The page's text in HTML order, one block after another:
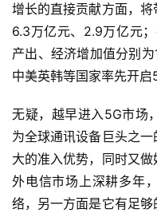
增长的直接贡献方面，
6.3万亿元、2.9万亿元
产出、经济增加值分别
中美英韩等国家率先开启
无疑，越早进入5G市场
为全球通讯设备巨头之
大的准入优势，同时又
外电信市场上深耕多年
络，另一方面是它有足